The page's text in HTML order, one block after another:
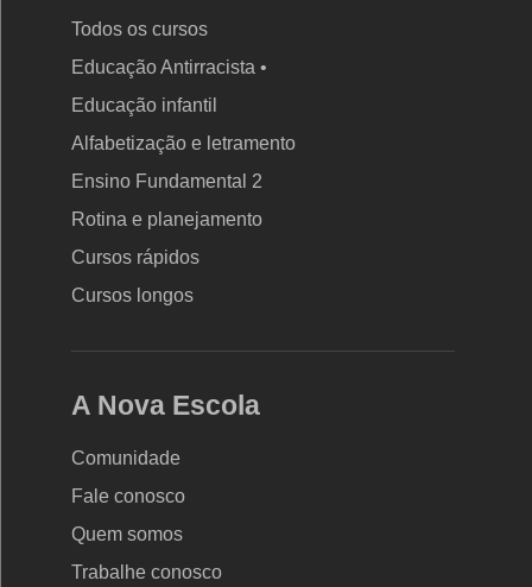
Todos os cursos
Educação Antirracista •
Educação infantil
Alfabetização e letramento
Ensino Fundamental 2
Rotina e planejamento
Cursos rápidos
Cursos longos
A Nova Escola
Comunidade
Fale conosco
Quem somos
Trabalhe conosco